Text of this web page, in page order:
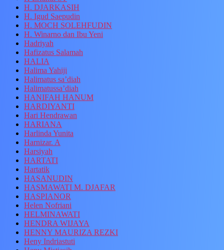
H. DJARKASIH
H. Igud Saepudin
H. MOCH SOLEHFUDIN
H. Winarno dan Ibu Yeni
Hadriyah
Hafizatus Salamah
HALIA
Halima Yahiji
Halimatus sa’diah
Halimatussa’diah
HANIFAH HANUM
HARDIYANTI
Hari Hendrawan
HARIANA
Harlinda Yunita
Harnizar. A
Harsiyah
HARTATI
Hartatik
HASANUDIN
HASMAWATI M. DJAFAR
HASPIANOR
Helen Nofriani
HELMINAWATI
HENDRA WIJAYA
HENNY MAURIZA REZKI
Heny Indriastuti